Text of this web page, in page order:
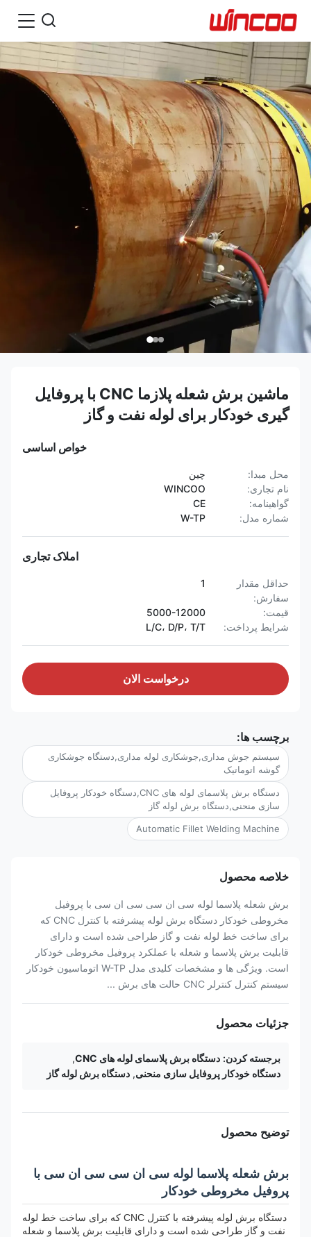
ماشین برش شعله پلازما CNC با پروفایل
گیری خودکار برای لوله نفت و گاز
خواص اساسی
محل مبدا:
چین
نام تجاری:
WINCOO
گواهینامه:
CE
شماره مدل:
W-TP
املاک تجاری
حداقل مقدار
سفارش:
1
قیمت:
5000-12000
شرایط پرداخت:
L/C، D/P، T/T
درخواست الان
برچسب ها:
سیستم جوش مداری,جوشکاری لوله مداری,دستگاه جوشکاری
گوشه اتوماتیک
دستگاه برش پلاسمای لوله های CNC,دستگاه خودکار پروفایل
سازی منحنی,دستگاه برش لوله گاز
Automatic Fillet Welding Machine
خلاصه محصول
برش شعله پلاسما لوله سی ان سی سی ان سی با پروفیل
مخروطی خودکار دستگاه برش لوله پیشرفته با کنترل CNC که
برای ساخت خط لوله نفت و گاز طراحی شده است و دارای
قابلیت برش پلاسما و شعله با عملکرد پروفیل مخروطی خودکار
است. ویژگی ها و مشخصات کلیدی مدل W-TP اتوماسیون خودکار
سیستم کنترل کنترلر CNC حالت های برش ...
جزئیات محصول
برجسته کردن: دستگاه برش پلاسمای لوله های CNC
,
دستگاه خودکار پروفایل سازی منحنی, دستگاه برش لوله گاز
توضیح محصول
برش شعله پلاسما لوله سی ان سی سی ان سی با
پروفیل مخروطی خودکار
دستگاه برش لوله پیشرفته با کنترل CNC که برای ساخت خط لوله
نفت و گاز طراحی شده است و دارای قابلیت برش پلاسما و شعله